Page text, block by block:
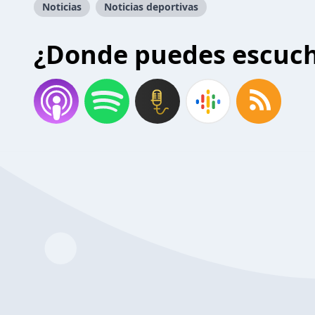
Noticias Noticias deportivas
¿Donde puedes